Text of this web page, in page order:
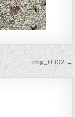
img_0302 →